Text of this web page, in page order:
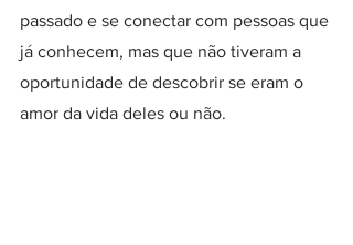
passado e se conectar com pessoas que
já conhecem, mas que não tiveram a
oportunidade de descobrir se eram o
amor da vida deles ou não.